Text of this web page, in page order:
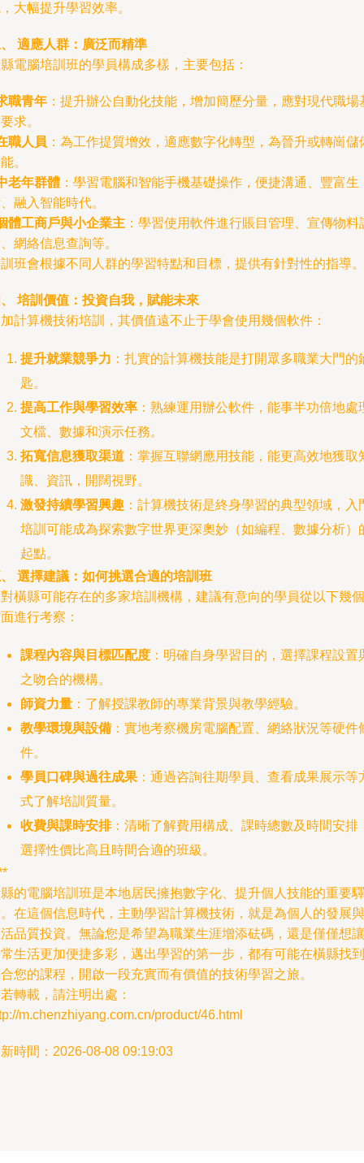
大幅提升學習效率。
適應人群：廣泛而精準
電腦培訓班的學員構成多樣，主要包括：
職青年 ：提升辦公自動化技能，增加簡歷分量，應對現代職場
求。
職人員 ：為工作提質增效，適應數字化轉型，為晉升或轉崗儲
。
老年群體 ：學習電腦和智能手機基礎操作，便捷溝通、豐富生
融入智能時代。
體工商戶與小企業主 ：學習使用軟件進行賬目管理、宣傳物料
網絡信息查詢等。
班會根據不同人群的學習特點和目標，提供有針對性的指導。
培訓價值：投資自我，賦能未來
計算機技術培訓，其價值遠不止于學會使用幾個軟件：
提升就業競爭力 ：扎實的計算機技能是打開眾多職業大門的
匙。
提高工作與學習效率 ：熟練運用辦公軟件，能事半功倍地處
文檔、數據和演示任務。
拓寬信息獲取渠道 ：掌握互聯網應用技能，能更高效地獲取
識、資訊，開闊視野。
激發持續學習興趣 ：計算機技術是終身學習的典型領域，入
培訓可能成為探索數字世界更深奧妙（如編程、數據分析）
起點。
選擇建議：如何挑選合適的培訓班
橫縣可能存在的多家培訓機構，建議有意向的學員從以下幾個
進行考察：
課程內容與目標匹配度 ：明確自身學習目的，選擇課程設置
之吻合的機構。
師資力量 ：了解授課教師的專業背景與教學經驗。
教學環境與設備 ：實地考察機房電腦配置、網絡狀況等硬件
件。
學員口碑與過往成果 ：通過咨詢往期學員、查看成果展示等
式了解培訓質量。
收費與課時安排：清晰了解費用構成、課時總數及時間安排
選擇性價比高且時間合適的班級。
的電腦培訓班是本地居民擁抱數字化、提升個人技能的重要驛
在這個信息時代，主動學習計算機技術，就是為個人的發展與
品質投資。無論您是希望為職業生涯增添砝碼，還是僅僅想讓
生活更加便捷多彩，邁出學習的第一步，都有可能在橫縣找到
您的課程，開啟一段充實而有價值的技術學習之旅。
轉載，請注明出處：
m.chenzhiyang.com.cn/product/46.html
時間：2026-08-08 09:19:03